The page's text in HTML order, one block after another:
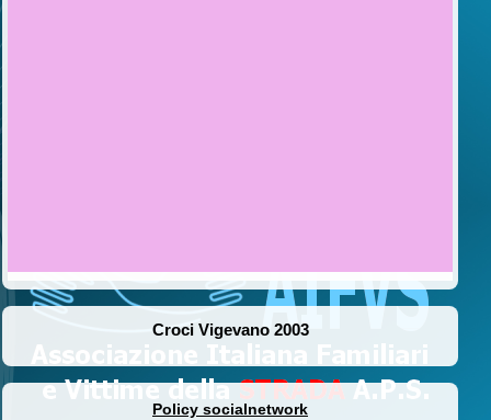
Croci Vigevano 2003
Policy socialnetwork